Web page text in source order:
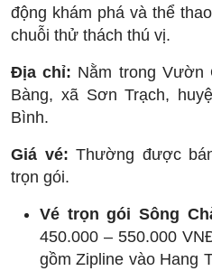
động khám phá và thể
chuỗi thử thách thú vị.
Địa chỉ: Nằm trong Vườn
Bàng, xã Sơn Trạch,
Bình.
Giá vé: Thường được
trọn gói.
Vé trọn gói Sông
450.000 – 550.000
gồm Zipline vào Hang